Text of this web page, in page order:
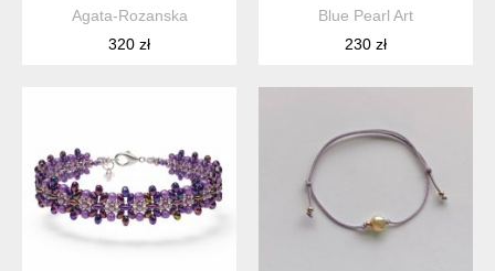
Agata-Rozanska
320 zł
Blue Pearl Art
230 zł